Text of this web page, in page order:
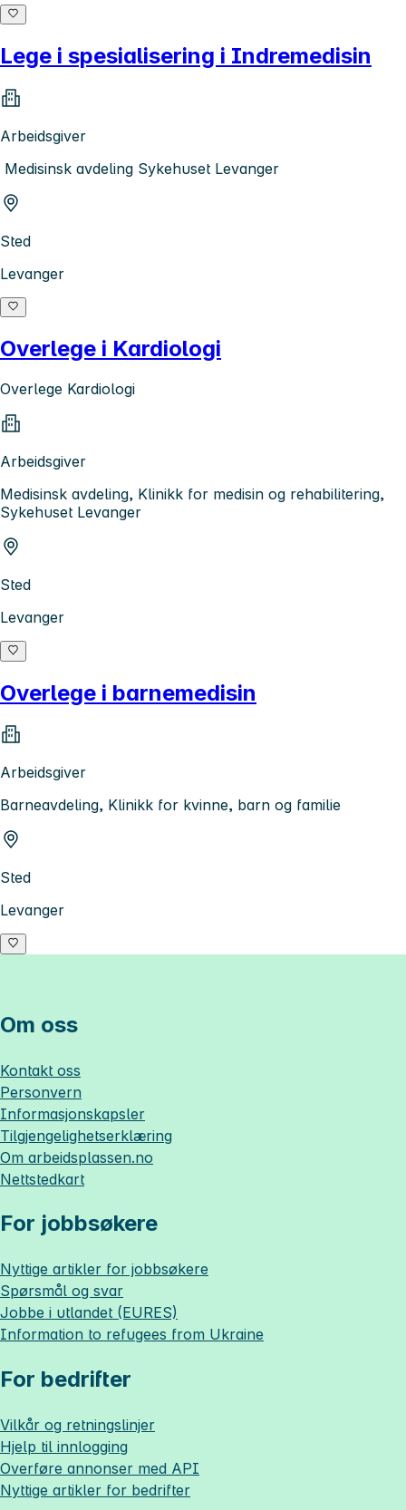
Lege i spesialisering i Indremedisin
Arbeidsgiver
Medisinsk avdeling Sykehuset Levanger
Sted
Levanger
Overlege i Kardiologi
Overlege Kardiologi
Arbeidsgiver
Medisinsk avdeling, Klinikk for medisin og rehabilitering,
Sykehuset Levanger
Sted
Levanger
Overlege i barnemedisin
Arbeidsgiver
Barneavdeling, Klinikk for kvinne, barn og familie
Sted
Levanger
Om oss
Kontakt oss
Personvern
Informasjonskapsler
Tilgjengelighetserklæring
Om arbeidsplassen.no
Nettstedkart
For jobbsøkere
Nyttige artikler for jobbsøkere
Spørsmål og svar
Jobbe i utlandet (EURES)
Information to refugees from Ukraine
For bedrifter
Vilkår og retningslinjer
Hjelp til innlogging
Overføre annonser med API
Nyttige artikler for bedrifter